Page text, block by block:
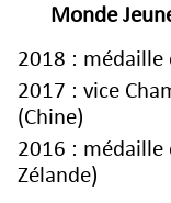
Monde
2018 : médaille
2017 : vice
(Chine)
2016 : médaille
Zélande)